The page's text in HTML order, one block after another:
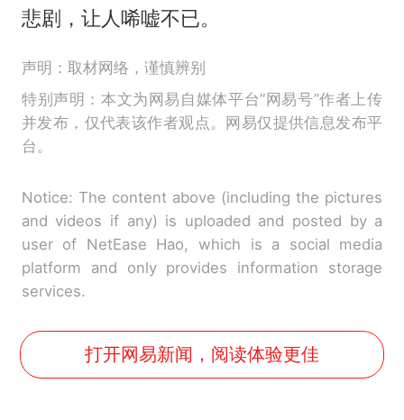
悲剧，让人唏嘘不已。
声明：取材网络，谨慎辨别
特别声明：本文为网易自媒体平台“网易号”作者上传
并发布，仅代表该作者观点。网易仅提供信息发布平
台。
Notice: The content above (including the pictures
and videos if any) is uploaded and posted by a
user of NetEase Hao, which is a social media
platform and only provides information storage
services.
打开网易新闻，阅读体验更佳